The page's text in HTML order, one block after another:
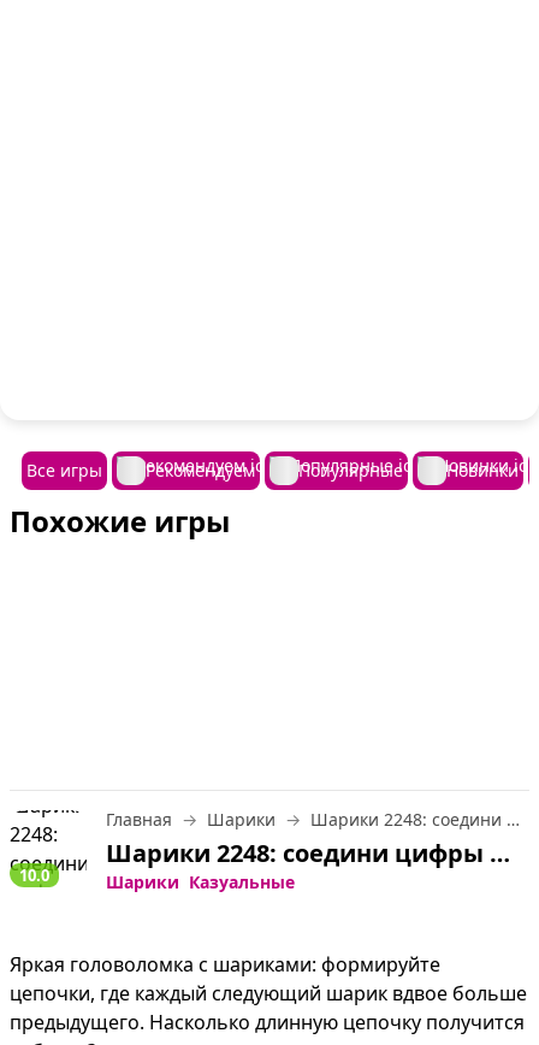
Все игры Рекомендуем Популярные Новинки
Похожие игры
10.0
Главная Шарики Шарики 2248: соедини цифры
Шарики 2248: соедини цифры — играть онлайн бесплатно
Шарики Казуальные
Яркая головоломка с шариками: формируйте
цепочки, где каждый следующий шарик вдвое больше
предыдущего. Насколько длинную цепочку получится